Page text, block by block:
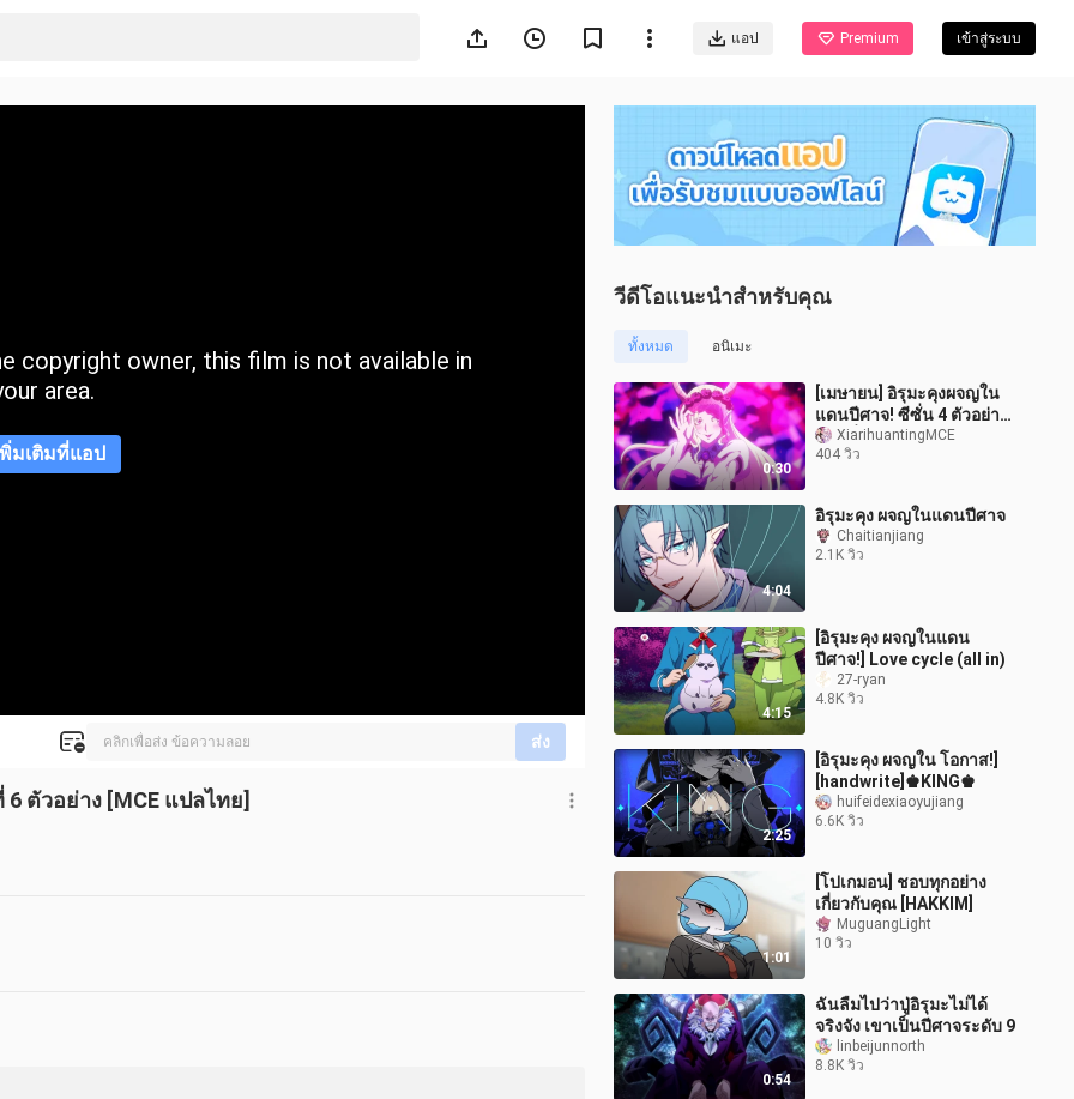
แอป Premium เข้าสู่ระบบ
copyright owner, this film is not available in
area.
มเติมที่แอป
ส่ง
ตัวอย่าง [MCE แปลไทย]
วีดีโอแนะนำสำหรับคุณ
ทั้งหมด อนิเมะ
0:30
[เมษายน] อิรุมะคุงผจญใน
แดนปีศาจ! ซีซั่น 4 ตัวอย่าง
ตอนที่ 7 [ทีมแปลภาษาจีน
MCE]
XiarihuantingMCE
404 วิว
4:04
อิรุมะคุง ผจญในแดนปีศาจ
Chaitianjiang
2.1K วิว
4:15
[อิรุมะคุง ผจญในแดน
ปีศาจ!] Love cycle (all in)
27-ryan
4.8K วิว
2:25
[อิรุมะคุง ผจญใน โอกาส!]
[handwrite]♚KING♚
huifeidexiaoyujiang
6.6K วิว
1:01
[โปเกมอน] ชอบทุกอย่าง
เกี่ยวกับคุณ [HAKKIM]
MuguangLight
10 วิว
0:54
ฉันลืมไปว่าปู่อิรุมะไม่ได้
จริงจัง เขาเป็นปีศาจระดับ 9
linbeijunnorth
8.8K วิว